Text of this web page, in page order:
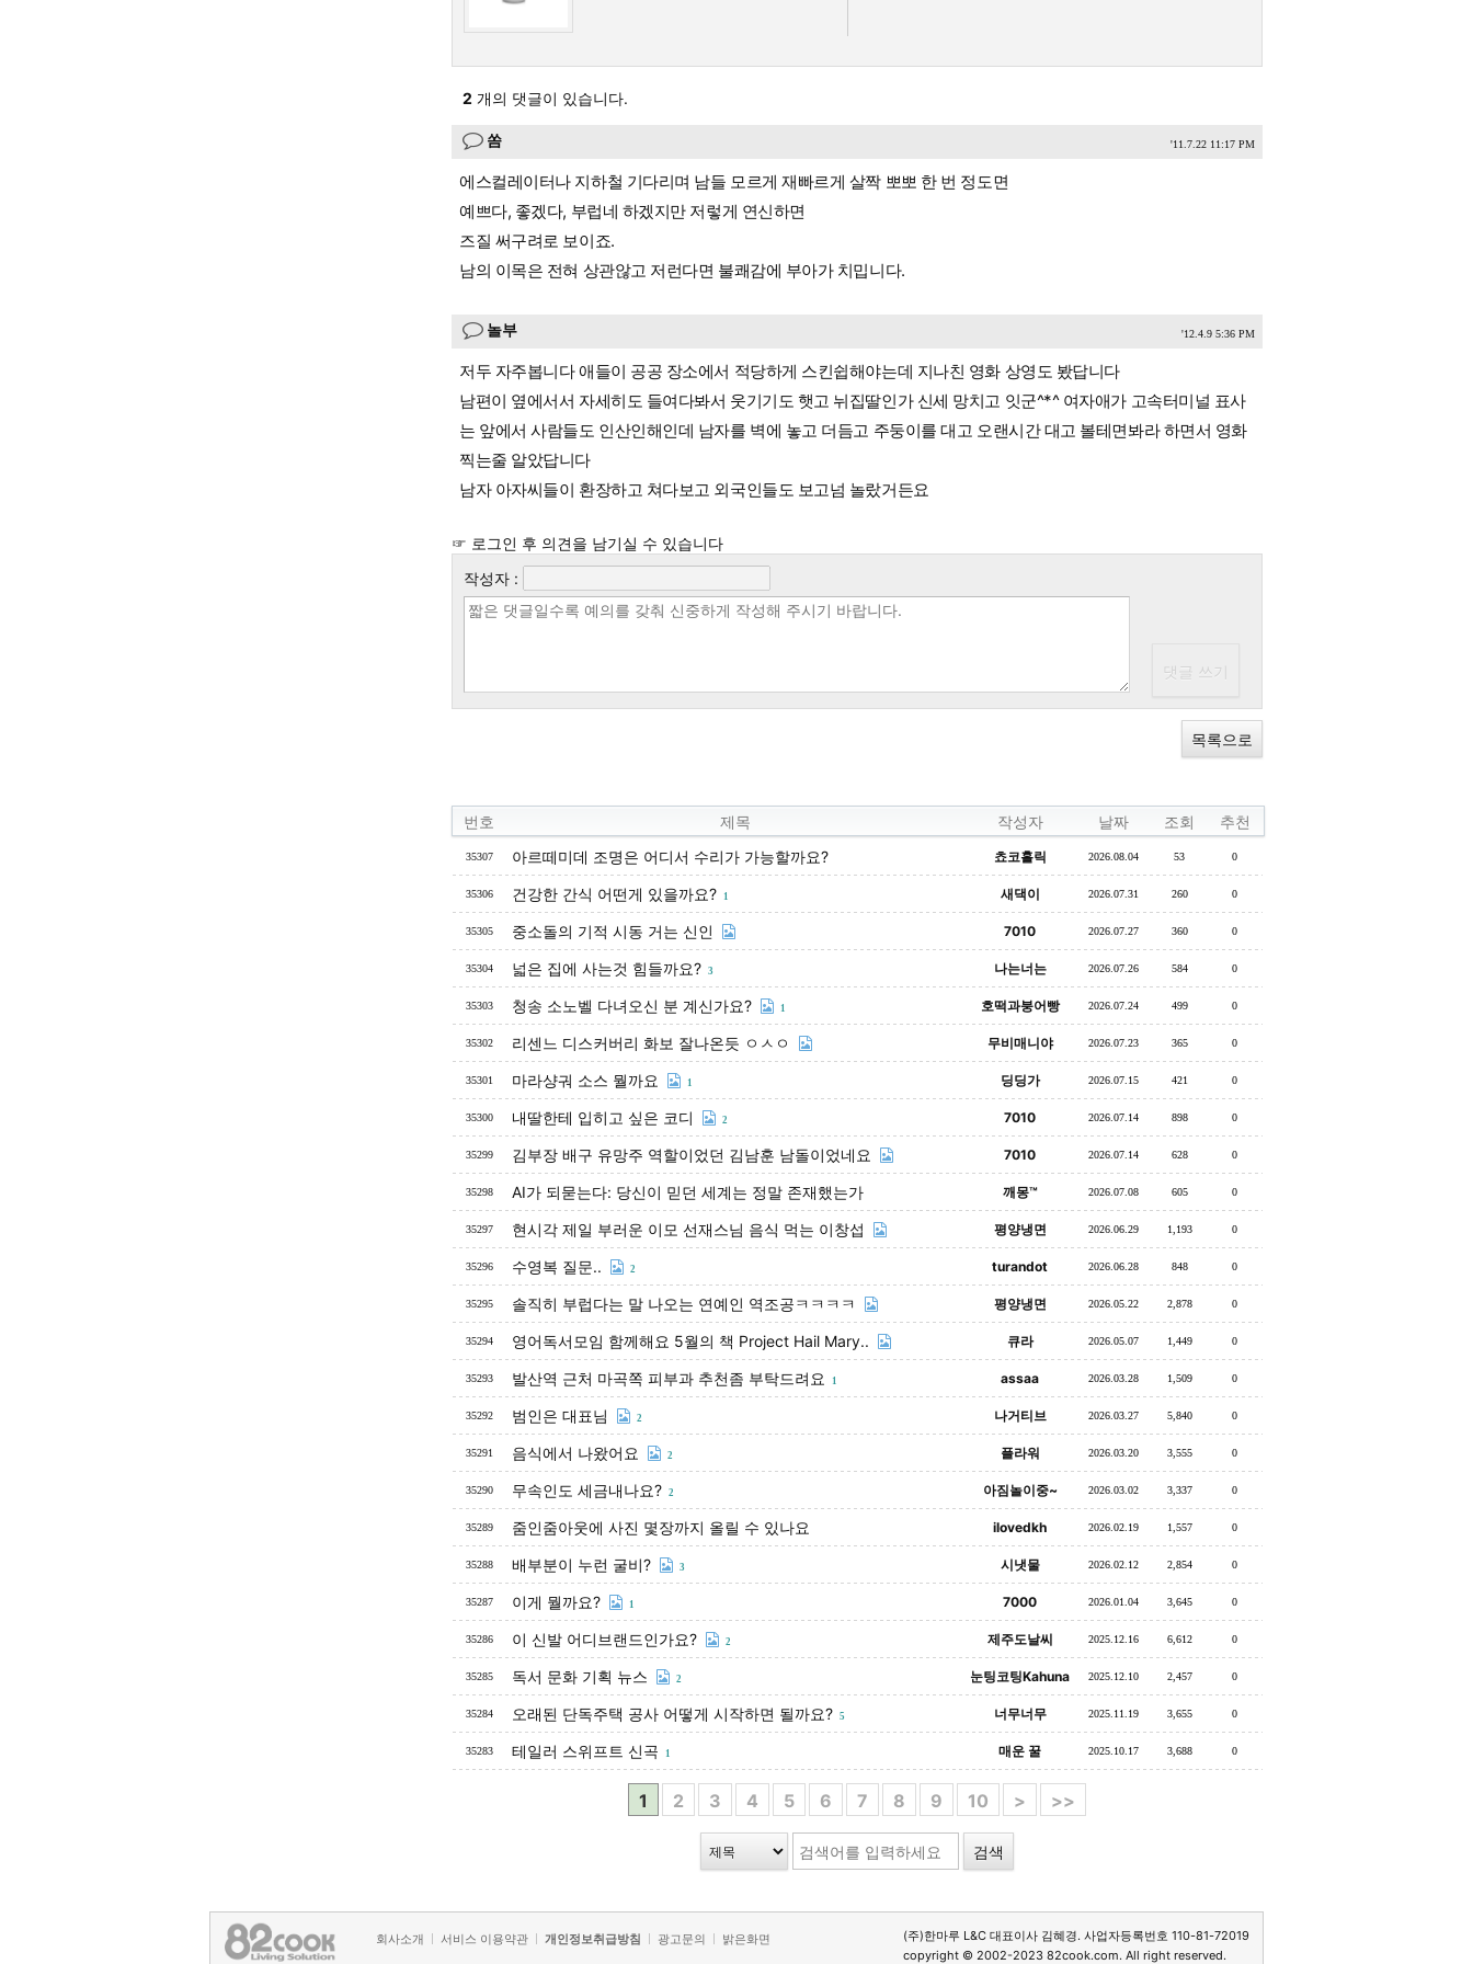
2 개의 댓글이 있습니다.
쏨 '11.7.22 11:17 PM
에스컬레이터나 지하철 기다리며 남들 모르게 재빠르게 살짝 뽀뽀 한 번 정도면
예쁘다, 좋겠다, 부럽네 하겠지만 저렇게 연신하면
즈질 써구려로 보이죠.
남의 이목은 전혀 상관않고 저런다면 불쾌감에 부아가 치밉니다.
놀부 '12.4.9 5:36 PM
저두 자주봅니다 애들이 공공 장소에서 적당하게 스킨쉽해야는데 지나친 영화 상영도 봤답니다
남편이 옆에서서 자세히도 들여다봐서 웃기기도 햇고 뉘집딸인가 신세 망치고 잇군^*^ 여자애가 고속터미널 표사
는 앞에서 사람들도 인산인해인데 남자를 벽에 놓고 더듬고 주둥이를 대고 오랜시간 대고 볼테면봐라 하면서 영화
찍는줄 알았답니다
남자 아자씨들이 환장하고 쳐다보고 외국인들도 보고넘 놀랐거든요
☞ 로그인 후 의견을 남기실 수 있습니다
작성자 :
목록으로
번호 제목 작성자 날짜 조회 추천
35307 아르떼미데 조명은 어디서 수리가 가능할까요? 쵸코홀릭 2026.08.04 53 0
35306 건강한 간식 어떤게 있을까요? 1 새댁이 2026.07.31 260 0
35305 중소돌의 기적 시동 거는 신인 7010 2026.07.27 360 0
35304 넓은 집에 사는것 힘들까요? 3 나는너는 2026.07.26 584 0
35303 청송 소노벨 다녀오신 분 계신가요? 1 호떡과붕어빵 2026.07.24 499 0
35302 리센느 디스커버리 화보 잘나온듯 ㅇㅅㅇ 무비매니야 2026.07.23 365 0
35301 마라샹궈 소스 뭘까요 1 딩딩가 2026.07.15 421 0
35300 내딸한테 입히고 싶은 코디 2 7010 2026.07.14 898 0
35299 김부장 배구 유망주 역할이었던 김남훈 남돌이었네요 7010 2026.07.14 628 0
35298 AI가 되묻는다: 당신이 믿던 세계는 정말 존재했는가 깨몽™ 2026.07.08 605 0
35297 현시각 제일 부러운 이모 선재스님 음식 먹는 이창섭 평양냉면 2026.06.29 1,193 0
35296 수영복 질문.. 2 turandot 2026.06.28 848 0
35295 솔직히 부럽다는 말 나오는 연예인 역조공ㅋㅋㅋㅋ 평양냉면 2026.05.22 2,878 0
35294 영어독서모임 함께해요 5월의 책 Project Hail Mary.. 큐라 2026.05.07 1,449 0
35293 발산역 근처 마곡쪽 피부과 추천좀 부탁드려요 1 assaa 2026.03.28 1,509 0
35292 범인은 대표님 2 나거티브 2026.03.27 5,840 0
35291 음식에서 나왔어요 2 플라워 2026.03.20 3,555 0
35290 무속인도 세금내나요? 2 아짐놀이중~ 2026.03.02 3,337 0
35289 줌인줌아웃에 사진 몇장까지 올릴 수 있나요 ilovedkh 2026.02.19 1,557 0
35288 배부분이 누런 굴비? 3 시냇물 2026.02.12 2,854 0
35287 이게 뭘까요? 1 7000 2026.01.04 3,645 0
35286 이 신발 어디브랜드인가요? 2 제주도날씨 2025.12.16 6,612 0
35285 독서 문화 기획 뉴스 2 눈팅코팅Kahuna 2025.12.10 2,457 0
35284 오래된 단독주택 공사 어떻게 시작하면 될까요? 5 너무너무 2025.11.19 3,655 0
35283 테일러 스위프트 신곡 1 매운 꿀 2025.10.17 3,688 0
1 2 3 4 5 6 7 8 9 10 > >>
정책 및 방침
회사소개 서비스 이용약관 개인정보취급방침 광고문의 밝은화면
(주)한마루 L&C 대표이사 김혜경. 사업자등록번호 110-81-72019
copyright © 2002-2023 82cook.com. All right reserved.